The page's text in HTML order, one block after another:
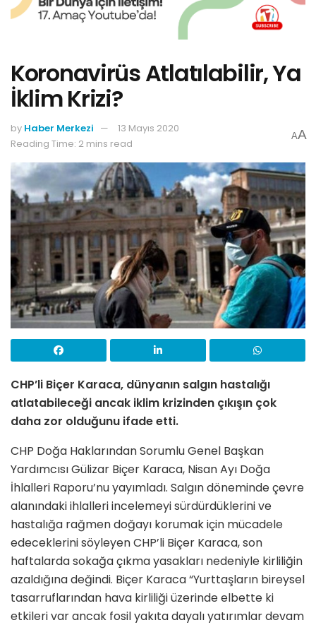
Koronavirüs Atlatılabilir, Ya
İklim Krizi?
by Haber Merkezi
13 Mayıs 2020
Reading Time: 2 mins read
AA
CHP’li Biçer Karaca, dünyanın salgın hastalığı
atlatabileceği ancak iklim krizinden çıkışın çok
daha zor olduğunu ifade etti.
CHP Doğa Haklarından Sorumlu Genel Başkan
Yardımcısı Gülizar Biçer Karaca, Nisan Ayı Doğa
İhlalleri Raporu’nu yayımladı. Salgın döneminde çevre
alanındaki ihlalleri incelemeyi sürdürdüklerini ve
hastalığa rağmen doğayı korumak için mücadele
edeceklerini söyleyen CHP’li Biçer Karaca, son
haftalarda sokağa çıkma yasakları nedeniyle kirliliğin
azaldığına değindi. Biçer Karaca “Yurttaşların bireysel
tasarruflarından hava kirliliği üzerinde elbette ki
etkileri var ancak fosil yakıta dayalı yatırımlar devam